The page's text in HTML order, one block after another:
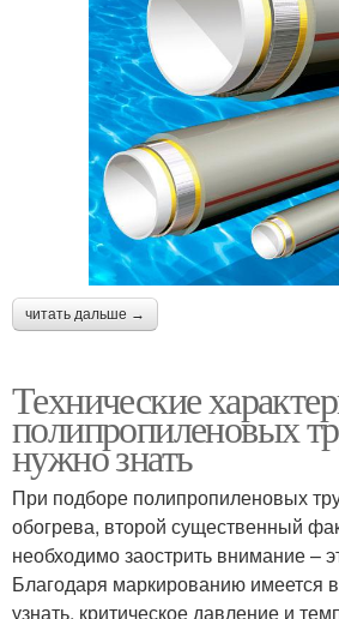
читать дальше →
Технические
полипропиленовых
нужно знать
При подборе полипропиленовых
обогрева, второй существенный
необходимо заострить внимание –
Благодаря маркированию имеется
узнать, критическое давление и